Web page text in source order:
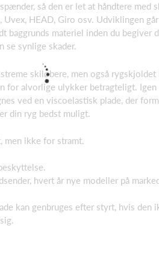
så den er let at håndtere med
HEAD, Giro osv. Udviklingen
materiel inden du begiver
se synlige skader.
skiløbere, men også rygskjoldet
for alvorlige ulykker betragteligt.
ved en viscoelastisk plade, der
din ryg bedst muligt.
men ikke for stramt.
hvert år nye modeller på
kan genbruges efter styrt, hvis den